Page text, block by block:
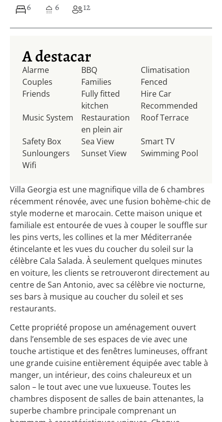
6
6 12
A destacar
Alarme BBQ
Climatisation
Couples
Families
Fenced
Friends
Fully fitted
kitchen
Hire Car
Recommended
Music System
Restauration
en plein air
Roof Terrace
Safety Box Sea View
Smart TV
Sunloungers
Sunset View
Swimming Pool
Wifi
Villa Georgia est une magnifique villa de 6 chambres
récemment rénovée, avec une fusion bohème-chic de
style moderne et marocain. Cette maison unique et
familiale est entourée de vues à couper le souffle sur
les pins verts, les collines et la mer Méditerranée
étincelante et les vues du coucher du soleil sur la
célèbre Cala Salada. À seulement quelques minutes
en voiture, les clients se retrouveront directement au
centre de San Antonio, avec sa célèbre vie nocturne,
ses bars à musique au coucher du soleil et ses
restaurants.
Cette propriété propose un aménagement ouvert
dans l’ensemble de ses espaces de vie avec une
touche artistique et des fenêtres lumineuses, offrant
une grande cuisine entièrement équipée avec table à
manger, un intérieur, des coins chaleureux et un
salon – le tout avec une vue luxueuse. Toutes les
chambres disposent de salles de bain attenantes, la
superbe chambre principale comprenant un